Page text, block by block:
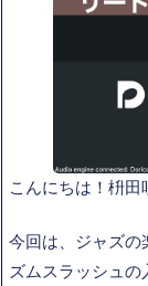
こんにちは！枡田
今回は、ジャズの
ズムスラッシュの